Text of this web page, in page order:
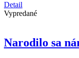
Detail
Vypredané
Narodilo sa